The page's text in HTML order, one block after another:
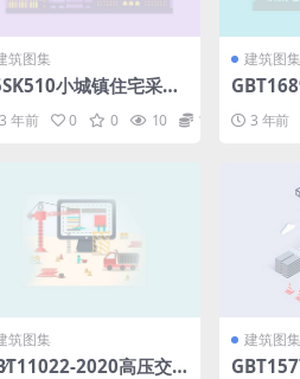
筑图集
小城镇住宅采暖
风设备选用与安装.pdf
3 年前 0 0 10 1.98
建筑图集
气装置
设备的
3 年前
筑图集
2020高压交
建筑图集